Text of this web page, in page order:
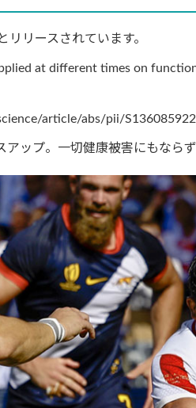
リリースされています。
at different times on
article/abs/pii/
ップ。一切健康被害にもなら